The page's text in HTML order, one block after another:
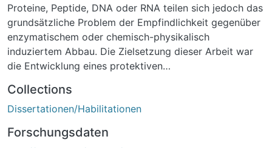
Proteine, Peptide, DNA oder RNA teilen sich jedoch das
grundsätzliche Problem der Empfindlichkeit gegenüber
enzymatischem oder chemisch-physikalisch
induziertem Abbau. Die Zielsetzung dieser Arbeit war
die Entwicklung eines protektiven
Wirkstoffmoleküle, die DNAzyme.
DNAzyme gehören zu den therapeutischen
enzymatisch zu spalten. In dieser Arbeit wurde der
Collections
Dissertationen/Habilitationen
Forschungsdaten